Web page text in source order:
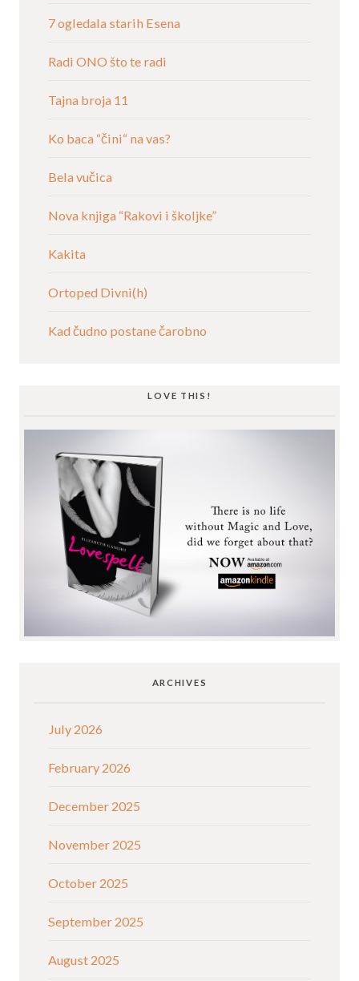
7 ogledala starih Esena
Radi ONO što te radi
Tajna broja 11
Ko baca “čini“ na vas?
Bela vučica
Nova knjiga “Rakovi i školjke”
Kakita
Ortoped Divni(h)
Kad čudno postane čarobno
LOVE THIS!
ARCHIVES
July 2026
February 2026
December 2025
November 2025
October 2025
September 2025
August 2025